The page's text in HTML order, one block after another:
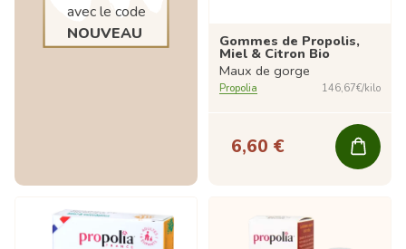
avec le code
NOUVEAU
Gommes de Propolis,
Miel & Citron Bio
Maux de gorge
Propolia 146,67€/kilo
6,60 €